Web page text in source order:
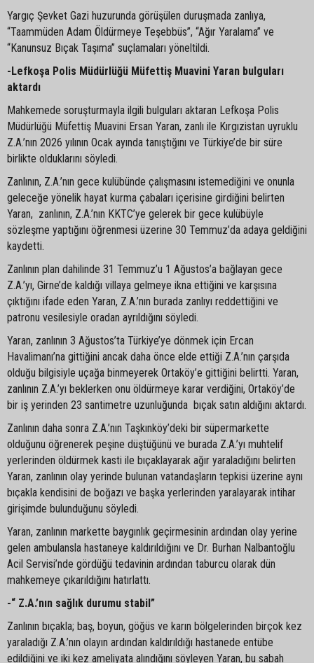
Yargıç Şevket Gazi huzurunda görüşülen duruşmada zanlıya,
“Taammüden Adam Öldürmeye Teşebbüs”, “Ağır Yaralama” ve
“Kanunsuz Bıçak Taşıma” suçlamaları yöneltildi.
-Lefkoşa Polis Müdürlüğü Müfettiş Muavini Yaran bulguları
aktardı
Mahkemede soruşturmayla ilgili bulguları aktaran Lefkoşa Polis
Müdürlüğü Müfettiş Muavini Ersan Yaran, zanlı ile Kırgızistan uyruklu
Z.A.’nın 2026 yılının Ocak ayında tanıştığını ve Türkiye’de bir süre
birlikte olduklarını söyledi.
Zanlının, Z.A.’nın gece kulübünde çalışmasını istemediğini ve onunla
geleceğe yönelik hayat kurma çabaları içerisine girdiğini belirten
Yaran, zanlının, Z.A.’nın KKTC’ye gelerek bir gece kulübüyle
sözleşme yaptığını öğrenmesi üzerine 30 Temmuz’da adaya geldiğini
kaydetti.
Zanlının plan dahilinde 31 Temmuz’u 1 Ağustos’a bağlayan gece
Z.A.’yı, Girne’de kaldığı villaya gelmeye ikna ettiğini ve karşısına
çıktığını ifade eden Yaran, Z.A.’nın burada zanlıyı reddettiğini ve
patronu vesilesiyle oradan ayrıldığını söyledi.
Yaran, zanlının 3 Ağustos’ta Türkiye’ye dönmek için Ercan
Havalimanı’na gittiğini ancak daha önce elde ettiği Z.A.’nın çarşıda
olduğu bilgisiyle uçağa binmeyerek Ortaköy’e gittiğini belirtti. Yaran,
zanlının Z.A.’yı beklerken onu öldürmeye karar verdiğini, Ortaköy’de
bir iş yerinden 23 santimetre uzunluğunda bıçak satın aldığını aktardı.
Zanlının daha sonra Z.A.’nın Taşkınköy’deki bir süpermarkette
olduğunu öğrenerek peşine düştüğünü ve burada Z.A.’yı muhtelif
yerlerinden öldürmek kasti ile bıçaklayarak ağır yaraladığını belirten
Yaran, zanlının olay yerinde bulunan vatandaşların tepkisi üzerine aynı
bıçakla kendisini de boğazı ve başka yerlerinden yaralayarak intihar
girişimde bulunduğunu söyledi.
Yaran, zanlının markette baygınlık geçirmesinin ardından olay yerine
gelen ambulansla hastaneye kaldırıldığını ve Dr. Burhan Nalbantoğlu
Acil Servisi’nde gördüğü tedavinin ardından taburcu olarak dün
mahkemeye çıkarıldığını hatırlattı.
-“ Z.A.’nın sağlık durumu stabil”
Zanlının bıçakla; baş, boyun, göğüs ve karın bölgelerinden birçok kez
yaraladığı Z.A.’nın olayın ardından kaldırıldığı hastanede entübe
edildiğini ve iki kez ameliyata alındığını söyleyen Yaran, bu sabah